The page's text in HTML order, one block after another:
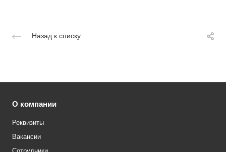
Назад к списку
О компании
Реквизиты
Вакансии